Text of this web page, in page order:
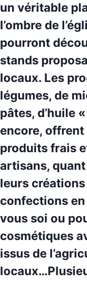
un véritable
l’ombre de
pourront
stands
locaux. Les
légumes, de
pâtes, d’huile
encore, offrent
produits frais
artisans,
leurs
confections
vous soi ou
cosmétiques
issus de